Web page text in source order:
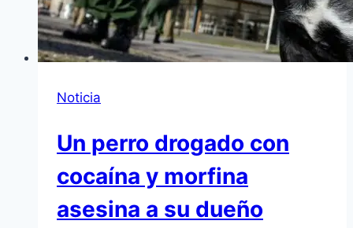
Noticia
Un perro drogado con
cocaína y morfina
asesina a su dueño